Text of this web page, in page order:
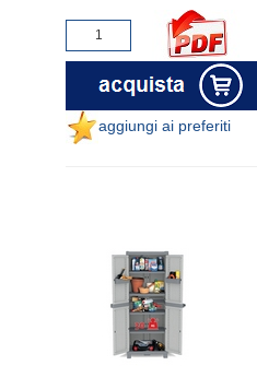
aggiungi ai preferiti